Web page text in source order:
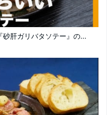
砂肝ガリバタソテー』の...